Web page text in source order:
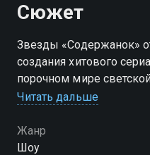
Сюжет
Звезды «Содержанок»
создания хитового
порочном мире
Владимир Мишуков,
ведущий Владимир
съемки эротических
Читать дальше
Жанр
Шоу